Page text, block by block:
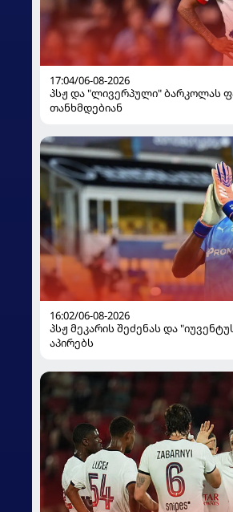
17:04/06-08-2026
პსჟ და "ლივერპული" ბარკოლას
თანხმდებიან
16:02/06-08-2026
პსჟ მეკარის შეძენას და
აპირებს